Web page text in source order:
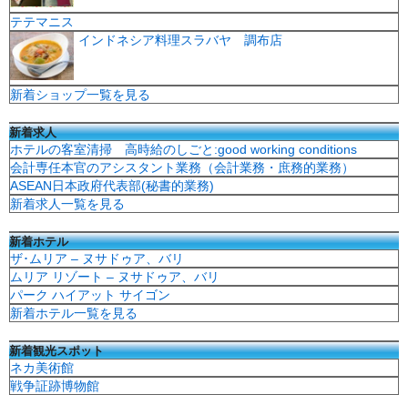
テテマニス
インドネシア料理スラバヤ 調布店
新着ショップ一覧を見る
新着求人
ホテルの客室清掃 高時給のしごと:good working conditions
会計専任本官のアシスタント業務（会計業務・庶務的業務）
ASEAN日本政府代表部(秘書的業務)
新着求人一覧を見る
新着ホテル
ザ･ムリア – ヌサドゥア、バリ
ムリア リゾート – ヌサドゥア、バリ
パーク ハイアット サイゴン
新着ホテル一覧を見る
新着観光スポット
ネカ美術館
戦争証跡博物館